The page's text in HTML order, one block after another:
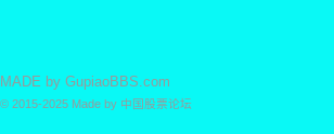
MADE by GupiaoBBS.com
© 2015-2025 Made by 中国股票论坛